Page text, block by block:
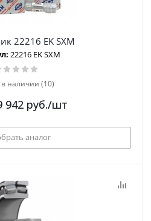
22216 EK SXM
22216 EK SXM
в наличии (10)
942руб./шт
аналог